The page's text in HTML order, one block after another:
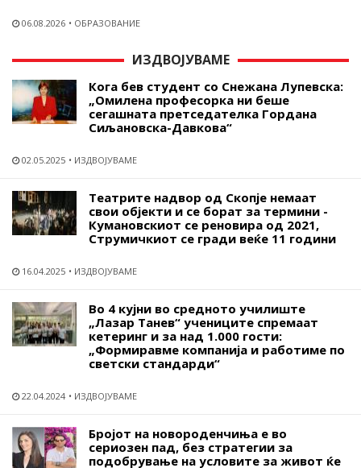
06.08.2026 ОБРАЗОВАНИЕ
ИЗДВОЈУВАМЕ
Кога бев студент со Снежана Лупевска:
„Омилена професорка ни беше
сегашната претседателка Гордана
Сиљановска-Давкова“
02.05.2025 ИЗДВОЈУВАМЕ
Театрите надвор од Скопје немаат
свои објекти и се борат за термини -
Кумановскиот се реновира од 2021,
Струмичкиот се гради веќе 11 години
16.04.2025 ИЗДВОЈУВАМЕ
Во 4 кујни во средното училиште
„Лазар Танев“ учениците спремаат
кетеринг и за над 1.000 гости:
„Формиравме компанија и работиме по
светски стандарди“
22.04.2024 ИЗДВОЈУВАМЕ
Бројот на новороденчиња е во
сериозен пад, без стратегии за
подобрување на условите за живот ќе